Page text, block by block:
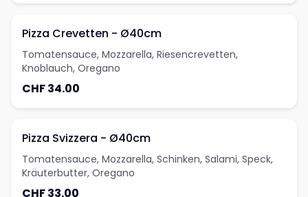
Pizza Crevetten - Ø40cm
Tomatensauce, Mozzarella, Riesencrevetten,
Knoblauch, Oregano
CHF 34.00
Pizza Svizzera - Ø40cm
Tomatensauce, Mozzarella, Schinken, Salami, Speck,
Kräuterbutter, Oregano
CHF 33.00